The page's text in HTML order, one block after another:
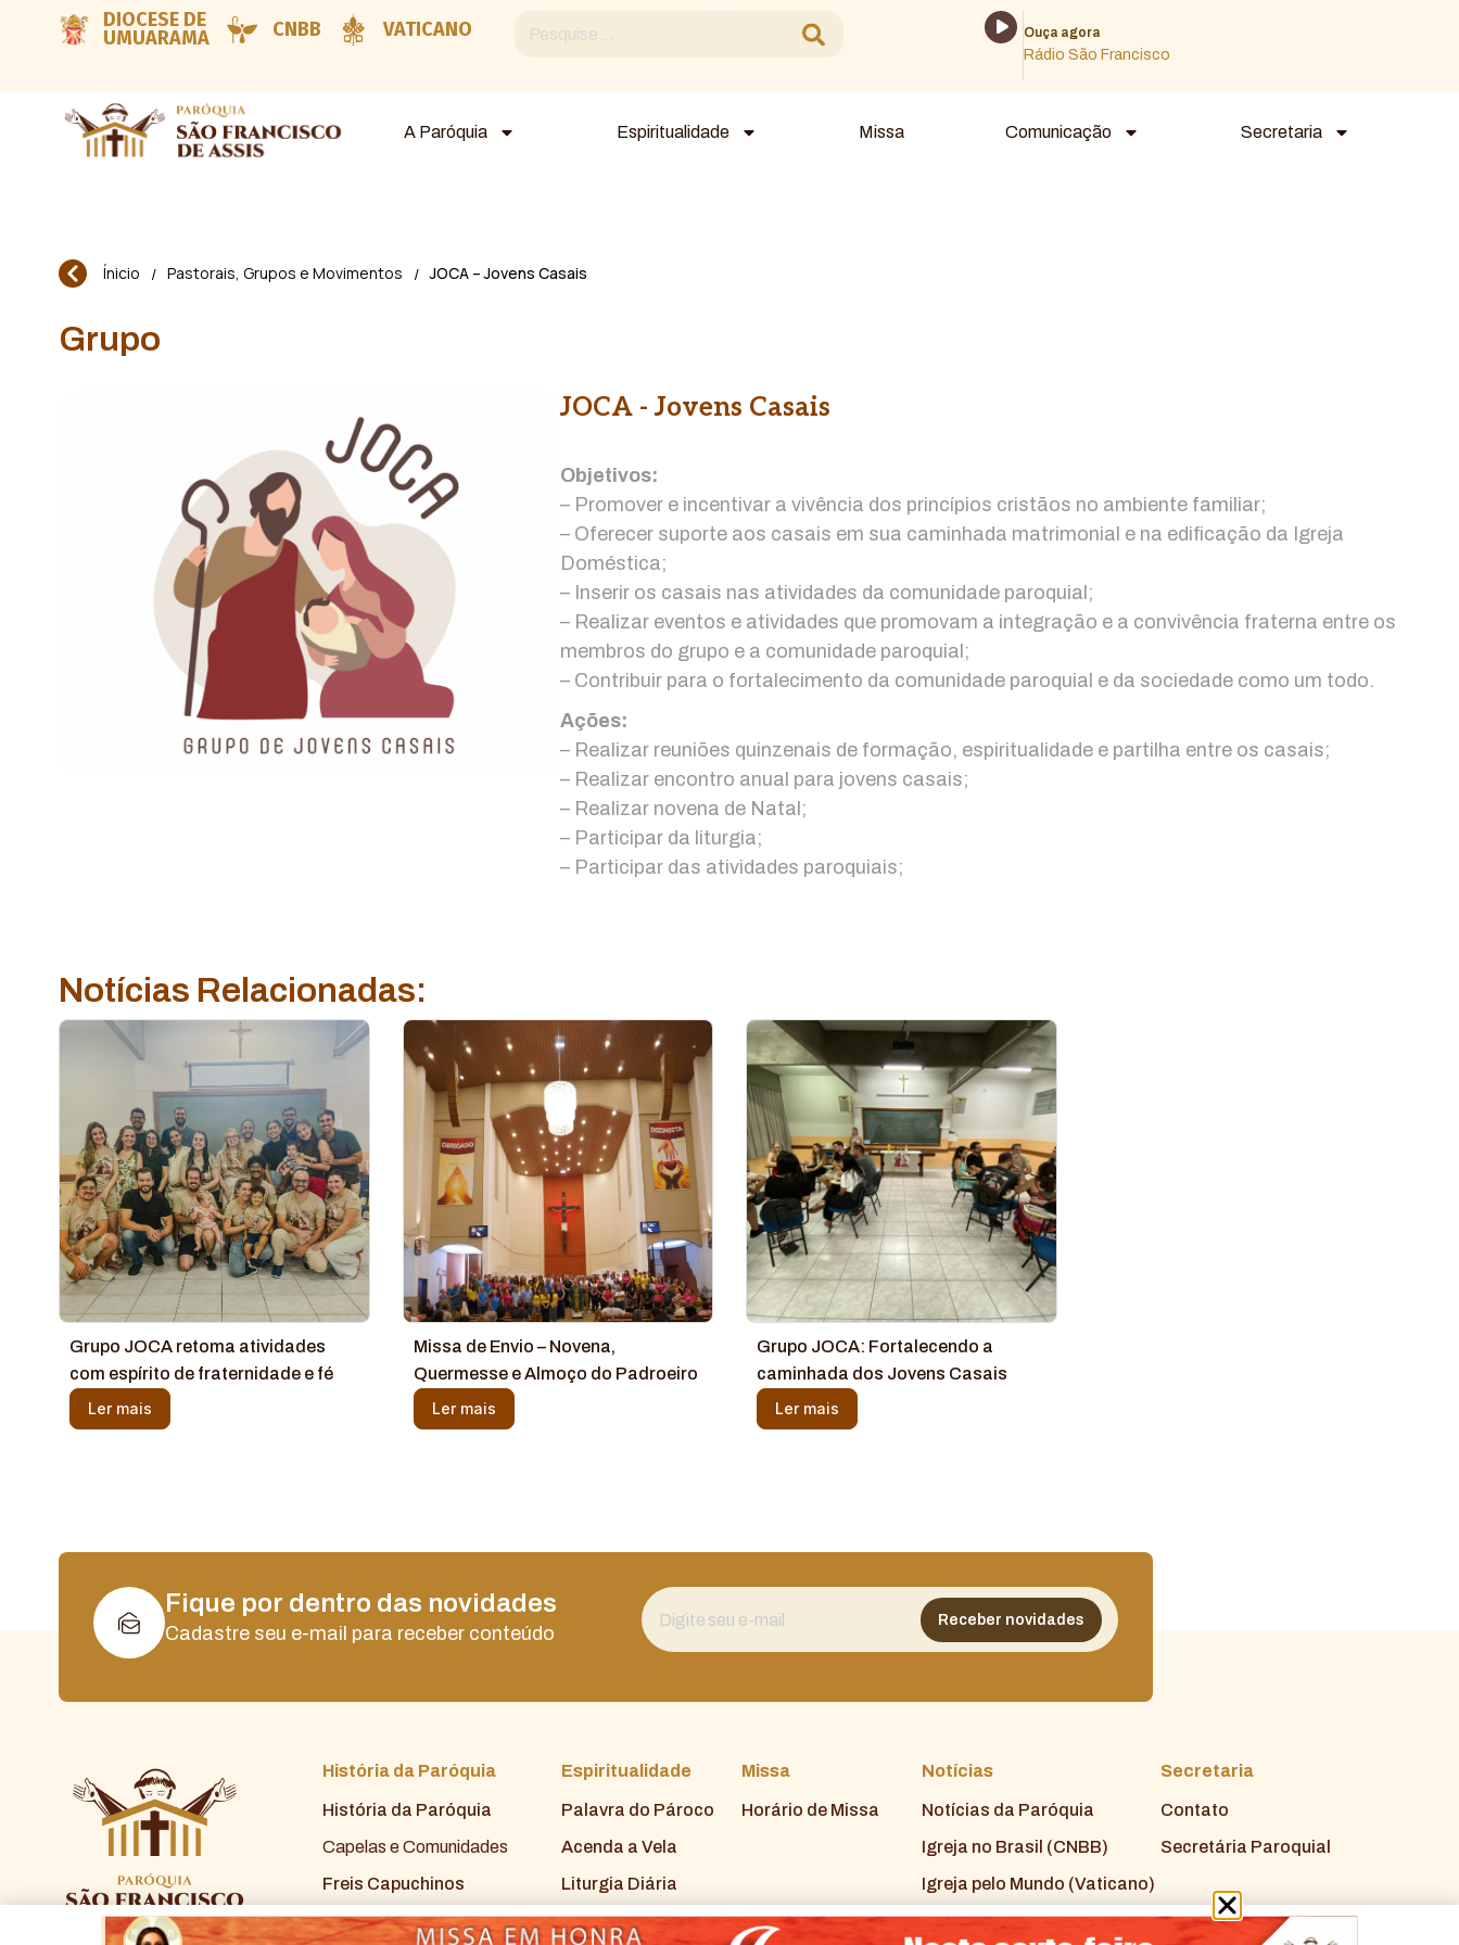
DIOCESE DE
UMUARAMA CNBB VATICANO
Tocador
áudio
Ouça agora
Rádio São Francisco
A Paróquia Espiritualidade Missa Comunicação Secretaria
Ínicio / Pastorais, Grupos e Movimentos / JOCA – Jovens Casais
Grupo
JOCA - Jovens Casais
Objetivos:
– Promover e incentivar a vivência dos princípios cristãos no ambiente familiar;
– Oferecer suporte aos casais em sua caminhada matrimonial e na edificação da Igreja
Doméstica;
– Inserir os casais nas atividades da comunidade paroquial;
– Realizar eventos e atividades que promovam a integração e a convivência fraterna entre os
membros do grupo e a comunidade paroquial;
– Contribuir para o fortalecimento da comunidade paroquial e da sociedade como um todo.
Ações:
– Realizar reuniões quinzenais de formação, espiritualidade e partilha entre os casais;
– Realizar encontro anual para jovens casais;
– Realizar novena de Natal;
– Participar da liturgia;
– Participar das atividades paroquiais;
Notícias Relacionadas:
Grupo JOCA retoma atividades
com espírito de fraternidade e fé
Ler mais
Missa de Envio – Novena,
Quermesse e Almoço do Padroeiro
Ler mais
Grupo JOCA: Fortalecendo a
caminhada dos Jovens Casais
Ler mais
Fique por dentro das novidades
Cadastre seu e-mail para receber conteúdo
História da Paróquia
História da Paróquia
Capelas e Comunidades
Freis Capuchinos
Diáconos Permanentes
Espiritualidade
Palavra do Pároco
Acenda a Vela
Liturgia Diária
Santo do Dia
Missa
Horário de Missa
Notícias
Notícias da Paróquia
Igreja no Brasil (CNBB)
Igreja pelo Mundo (Vaticano)
Secretaria
Contato
Secretária Paroquial